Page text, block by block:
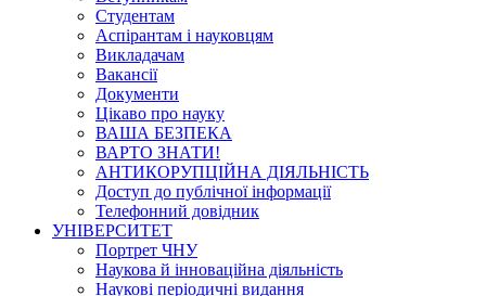
Студентам
Аспірантам і науковцям
Викладачам
Вакансії
Документи
Цікаво про науку
ВАША БЕЗПЕКА
ВАРТО ЗНАТИ!
АНТИКОРУПЦІЙНА ДІЯЛЬНІСТЬ
Доступ до публічної інформації
Телефонний довідник
УНІВЕРСИТЕТ
Портрет ЧНУ
Наукова й інноваційна діяльність
Наукові періодичні видання